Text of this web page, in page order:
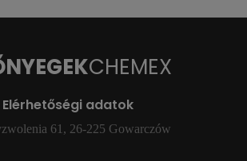
CHEMEX
Elérhetőségi adatok
61, 26-225 Gowarczów